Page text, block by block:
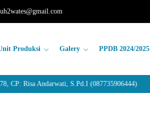
Produksi Galery PPDB 2024/2025
CP: Risa Andarwati, S.Pd.I (087735906444)